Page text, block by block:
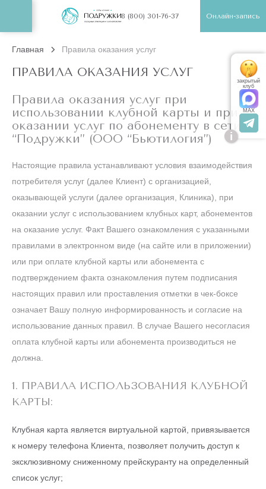
8 (800) 301-76-37 Онлайн-запись
Главная Правила оказания услуг
ПРАВИЛА ОКАЗАНИЯ УСЛУГ
Правила оказания услуг при
использовании клубной карты и при
оказании услуг по абонементу в сети
“Подружки” (ООО “Бьютилогия”)
Настоящие правила устанавливают условия взаимодействия
потребителя услуг (далее Клиент) с организацией,
оказывающей услуги (далее организация, Клиника), при
оказании услуг с использованием клубных карт, абонементов
на оказание услуг. Факт Вашего ознакомления с указанными
правилами в электронном виде (на сайте или в приложении)
или при оплате клубной карты или абонемента с
подтверждением факта ознакомления путем подписания
настоящих правил или проставления отметки в чек-боксе
означает Вашу полную информированность и согласие на
использование данных правил. В случае Вашего несогласия
оплата клубной карты или абонемента производиться не
должна.
1. ПРАВИЛА ИСПОЛЬЗОВАНИЯ КЛУБНОЙ
КАРТЫ:
Клубная карта является виртуальной картой, привязывается
к номеру телефона Клиента, позволяет получить доступ к
эксклюзивному сниженному прейскуранту на определенный
список услуг;
i
закрытый
клуб
MAX